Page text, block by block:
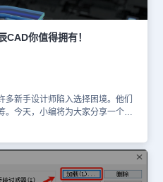
时，建议定期更新CAD的词典，
辰CAD软件中，通过以上几个简
检查功能，从而提高绘图过程中
以帮助我们避免输入错误，还能
你值得拥有！
新手设计师陷入选择困境。他们
。今天，小编将为大家分享一个超
，具有很多令人称赞的优点。首
架构，这意味着产品的使用和服
以更加放心地使用。其次，浩辰